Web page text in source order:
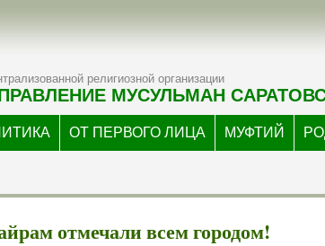
религиозной организации
МУСУЛЬМАН
ОТ ПЕРВОГО ЛИЦА МУФТИЙ
отмечали всем городом!